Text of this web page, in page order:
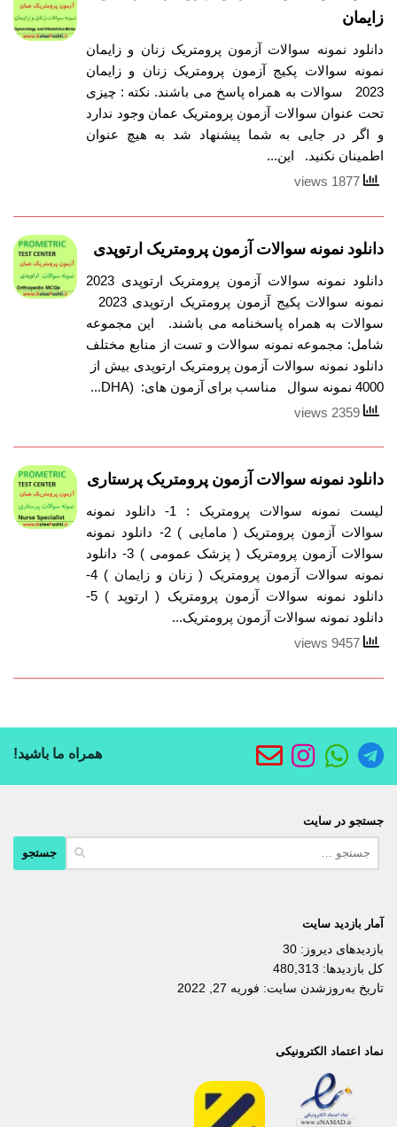
زایمان
دانلود نمونه سوالات آزمون پرومتریک زنان و زایمان
نمونه سوالات پکیج آزمون پرومتریک زنان و زایمان
2023 سوالات به همراه پاسخ می باشند. نکته : چیزی
تحت عنوان سوالات آزمون پرومتریک عمان وجود ندارد
و اگر در جایی به شما پیشنهاد شد به هیچ عنوان
اطمینان نکنید. این...
دانلود نمونه سوالات آزمون پرومتریک ارتوپدی
دانلود نمونه سوالات آزمون پرومتریک ارتوپدی 2023
سوالات به همراه پاسخنامه می باشند. این مجموعه
شامل: مجموعه نمونه سوالات و تست از منابع مختلف
دانلود نمونه سوالات آزمون پرومتریک ارتوپدی بیش از
4000 نمونه سوال مناسب برای آزمون های: (DHA...
دانلود نمونه سوالات آزمون پرومتریک پرستاری
لیست نمونه سوالات پرومتریک : 1- دانلود نمونه
سوالات آزمون پرومتریک ( مامایی ) 2- دانلود نمونه
سوالات آزمون پرومتریک ( پزشک عمومی ) 3- دانلود
نمونه سوالات آزمون پرومتریک ( زنان و زایمان ) 4-
دانلود نمونه سوالات آزمون پرومتریک ( ارتوپد ) 5-
دانلود نمونه سوالات آزمون پرومتریک...
همراه ما باشید!
جستجو در سایت
آمار بازدید سایت
بازدیدهای دیروز: 30
کل بازدیدها: 480,313
تاریخ به‌روزشدن سایت: فوریه 27, 2022
نماد اعتماد الکترونیکی